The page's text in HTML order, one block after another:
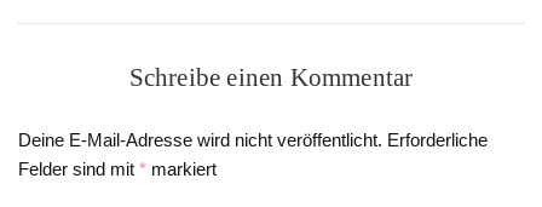
Schreibe einen Kommentar
Deine E-Mail-Adresse wird nicht veröffentlicht. Erforderliche
Felder sind mit * markiert